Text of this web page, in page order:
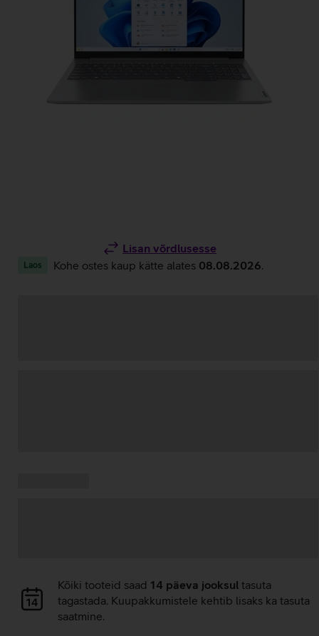
Lisan võrdlusesse
Laos Kohe ostes kaup kätte alates 08.08.2026
Andmete
laadimine
Kõiki tooteid saad 14 päeva jooksul tasuta
tagastada. Kuupakkumistele kehtib lisaks ka tasuta
saatmine.